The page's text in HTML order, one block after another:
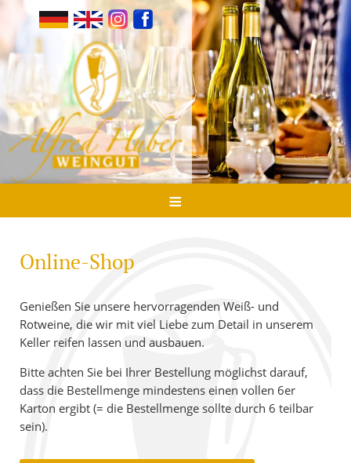
≡
Online-Shop
Genießen Sie unsere hervorragenden Weiß- und
Rotweine, die wir mit viel Liebe zum Detail in unserem
Keller reifen lassen und ausbauen.
Bitte achten Sie bei Ihrer Bestellung möglichst darauf,
dass die Bestellmenge mindestens einen vollen 6er
Karton ergibt (= die Bestellmenge sollte durch 6 teilbar
sein).